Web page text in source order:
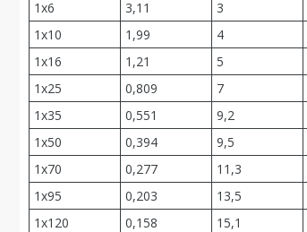
1х6
3,11 3
1х10
1,99 4
1х16
1,21 5
1х25
0,809 7
1х35
0,551 9,2
1х50
0,394 9,5
1х70
0,277 11,3
1х95
0,203 13,5
1х120
0,158 15,1